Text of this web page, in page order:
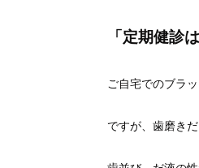
「定期健診
ご自宅でのブラ
ですが、歯磨き